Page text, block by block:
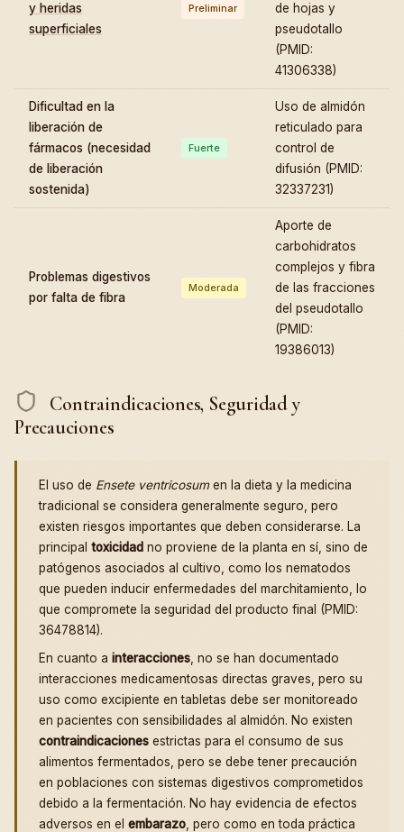
y heridas
superficiales
Preliminar
de hojas y
pseudotallo
(PMID:
41306338)
Dificultad en la
liberación de
fármacos (necesidad
de liberación
sostenida)
Fuerte
Uso de almidón
reticulado para
control de
difusión (PMID:
32337231)
Problemas digestivos
por falta de fibra
Moderada
Aporte de
carbohidratos
complejos y fibra
de las fracciones
del pseudotallo
(PMID:
19386013)
Contraindicaciones, Seguridad y
Precauciones
El uso de Ensete ventricosumen la dieta y la medicina
tradicional se considera generalmente seguro, pero
existen riesgos importantes que deben considerarse. La
principal toxicidad no proviene de la planta en sí, sino de
patógenos asociados al cultivo, como los nematodos
que pueden inducir enfermedades del marchitamiento, lo
que compromete la seguridad del producto final (PMID:
36478814).
En cuanto a interacciones , no se han documentado
interacciones medicamentosas directas graves, pero su
uso como excipiente en tabletas debe ser monitoreado
en pacientes con sensibilidades al almidón. No existen
contraindicaciones estrictas para el consumo de sus
alimentos fermentados, pero se debe tener precaución
en poblaciones con sistemas digestivos comprometidos
debido a la fermentación. No hay evidencia de efectos
adversos en el embarazo , pero como en toda práctica